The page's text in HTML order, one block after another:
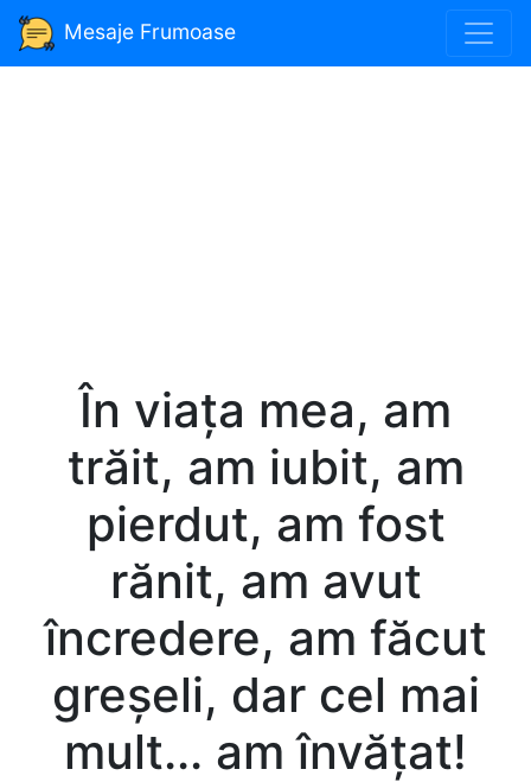
Mesaje Frumoase
În viața mea, am
trăit, am iubit, am
pierdut, am fost
rănit, am avut
încredere, am făcut
greșeli, dar cel mai
mult... am învățat!